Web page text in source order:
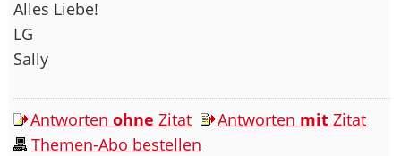
Alles Liebe!
LG
Sally
Antworten ohne Zitat Antworten mit Zitat
Themen-Abo bestellen